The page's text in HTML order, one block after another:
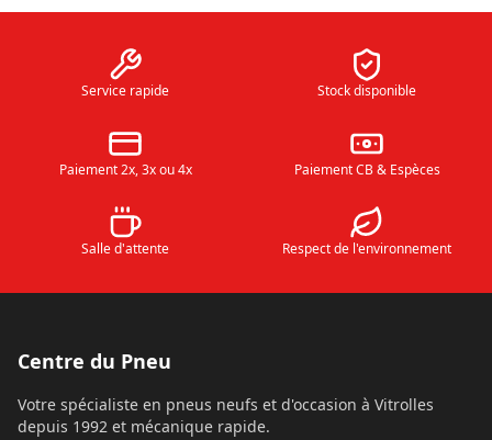
Service rapide Stock disponible
Paiement 2x, 3x ou 4x Paiement CB & Espèces
Salle d'attente Respect de l'environnement
Centre du Pneu
Votre spécialiste en pneus neufs et d'occasion à Vitrolles
depuis 1992 et mécanique rapide.